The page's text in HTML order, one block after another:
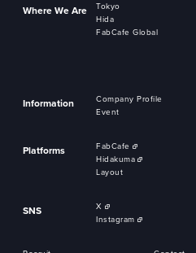
Where We Are Tokyo
Hida
FabCafe Global
Information Company Profile
Event
Platforms FabCafe
Hidakuma
Layout
SNS X
Instagram